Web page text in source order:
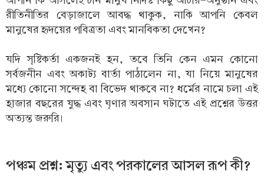
রীতিনীতির বেড়াজালে আবদ্ধ থাকুক, নাকি আপনি কেবল
মানুষের হৃদয়ের পবিত্রতা এবং মানবিকতা দেখেন?
যদি সৃষ্টিকর্তা একজনই হন, তবে তিনি কেন এমন কোনো
সর্বজনীন এবং অকাট্য বার্তা পাঠালেন না, যা নিয়ে মানুষের
মধ্যে কোনো সন্দেহ বা বিভেদ থাকবে না? ধর্মের নামে চলা এই
হাজার বছরের যুদ্ধ এবং ঘৃণার অবসান ঘটাতে এই প্রশ্নের উত্তর
অত্যন্ত জরুরি।
পঞ্চম প্রশ্ন: মৃত্যু এবং পরকালের আসল রূপ কী?